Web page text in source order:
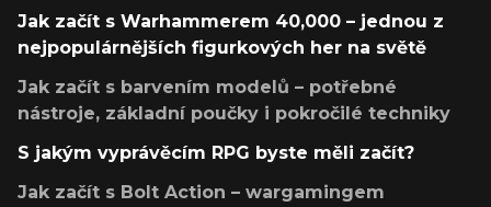
Jak začít s Warhammerem 40,000 – jednou z
nejpopulárnějších figurkových her na světě
Jak začít s barvením modelů – potřebné
nástroje, základní poučky i pokročilé techniky
S jakým vyprávěcím RPG byste měli začít?
Jak začít s Bolt Action – wargamingem